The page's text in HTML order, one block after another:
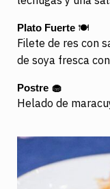
Plato Fuerte 🍽️
Filete de res con
de soya fresca
Postre 🧁
Helado de